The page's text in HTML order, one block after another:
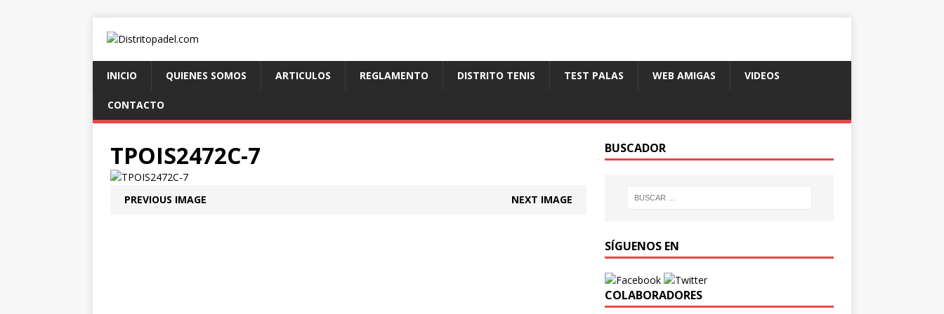
INICIO QUIENES SOMOS ARTICULOS REGLAMENTO DISTRITO TENIS TEST PALAS WEB AMIGAS VIDEOS
CONTACTO
TPOIS2472C-7
PREVIOUS IMAGE NEXT IMAGE
BUSCADOR
SÍGUENOS EN
COLABORADORES